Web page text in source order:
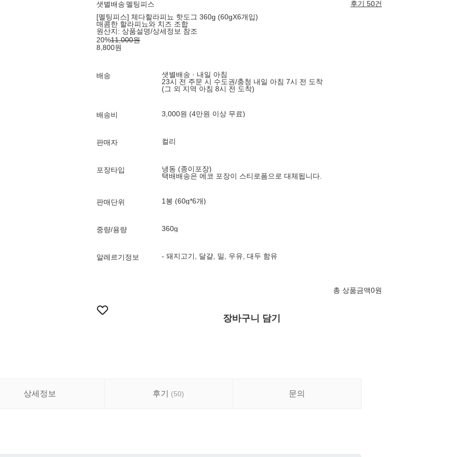
샛별배송 멜팅피스
후기 50건
[멜팅피스] 체다할라피뇨 핫도그 360g (60gX6개입)
매콤한 할라피뇨와 치즈 조합
원산지: 상품설명/상세정보 참조
20%11,000원
8,800원
배송
샛별배송 · 내일 아침
23시 전 주문 시 수도권/충청 내일 아침 7시 전 도착
(그 외 지역 아침 8시 전 도착)
배송비 3,000원 (4만원 이상 무료)
판매자 컬리
포장타입
냉동 (종이포장)
택배배송은 에코 포장이 스티로폼으로 대체됩니다.
판매단위 1봉 (60g*6개)
중량/용량 360g
알레르기정보 - 돼지고기, 달걀, 밀, 우유, 대두 함유
총 상품금액0원
장바구니 담기
상세정보 후기 (50) 문의